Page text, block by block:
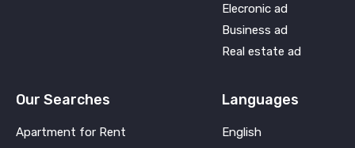
Elecronic ad
Business ad
Real estate ad
Our Searches
Apartment for Rent
Languages
English